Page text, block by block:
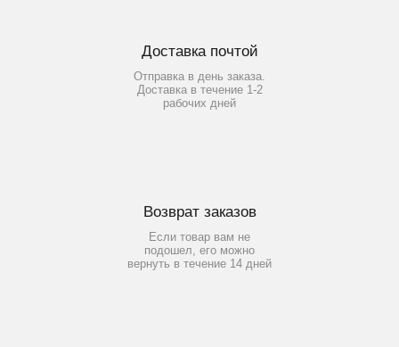
Доставка почтой
Отправка в день заказа.
Доставка в течение 1-2
рабочих дней
Возврат заказов
Если товар вам не
подошел, его можно
вернуть в течение 14 дней